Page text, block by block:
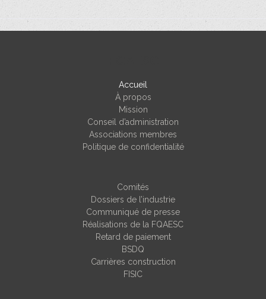
Accueil
À propos
Mission
Conseil d’administration
Associations membres
Politique de confidentialité
Comités
Dossiers de l’industrie
Communiqué de presse
Réalisations de la FQAESC
Retard de paiement
BSDQ
Carrières construction
FISIC